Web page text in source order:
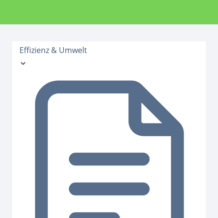
Effizienz & Umwelt